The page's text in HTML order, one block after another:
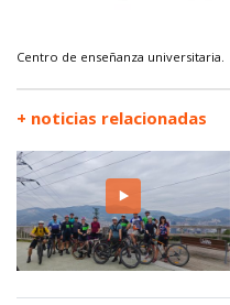
Centro de enseñanza universitaria.
+ noticias relacionadas